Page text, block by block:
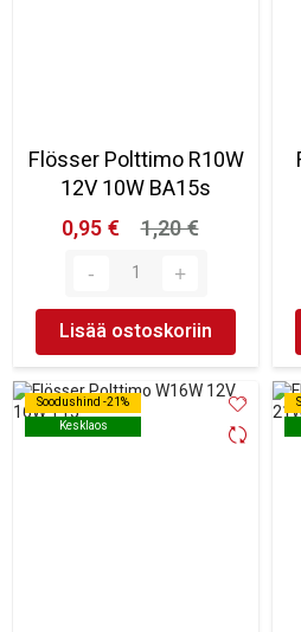
Flösser Polttimo R10W
12V 10W BA15s
0,95 €
1,20 €
Lisää ostoskoriin
Soodushind -21%
Kesklaos
Soodushind -21%
Kesklaos